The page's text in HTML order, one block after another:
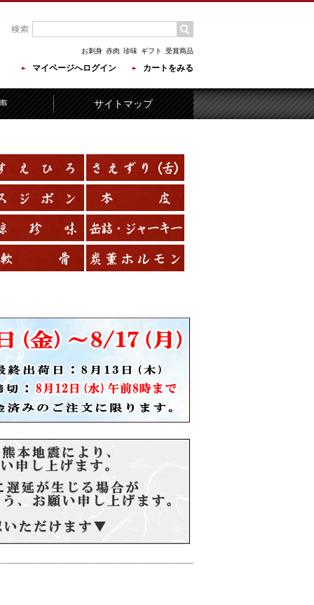
お刺身 赤肉 珍味 ギフト 受賞商品
マイページへログイン カートをみる
サイトマップ